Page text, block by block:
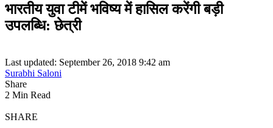
भारतीय युवा टीमें भविष्य में हासिल करेंगी बड़ी
उपलब्धि: छेत्री
Last updated: September 26, 2018 9:42 am
Surabhi Saloni
Share
2 Min Read
SHARE